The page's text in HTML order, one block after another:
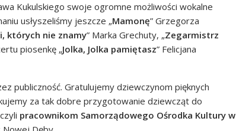
Kukulskiego swoje ogromne możliwości wokalne
usłyszeliśmy jeszcze „Mamonę” Grzegorza
których nie znamy” Marka Grechuty, „Zegarmistrz
piosenkę „Jolka, Jolka pamiętasz” Felicjana
publiczność. Gratulujemy dziewczynom pięknych
za tak dobre przygotowanie dziewcząt do
pracownikom Samorządowego Ośrodka Kultury w